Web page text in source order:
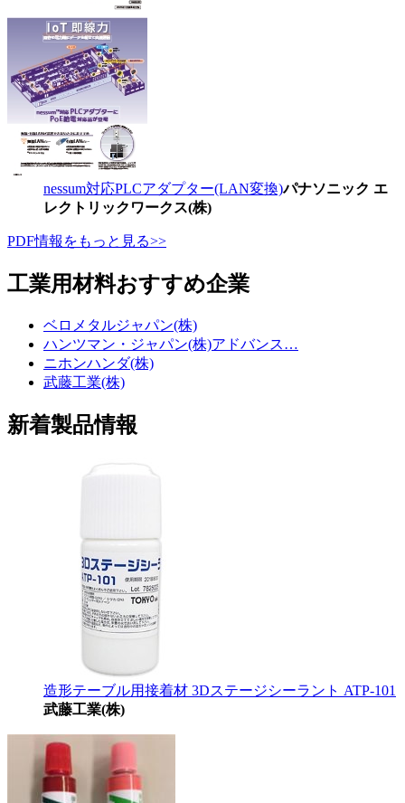
nessum対応PLCアダプター(LAN変換)パナソニック エ
レクトリックワークス(株)
PDF情報をもっと見る>>
工業用材料おすすめ企業
ベロメタルジャパン(株)
ハンツマン・ジャパン(株)アドバンス…
ニホンハンダ(株)
武藤工業(株)
新着製品情報
造形テーブル用接着材 3Dステージシーラント ATP-101
武藤工業(株)